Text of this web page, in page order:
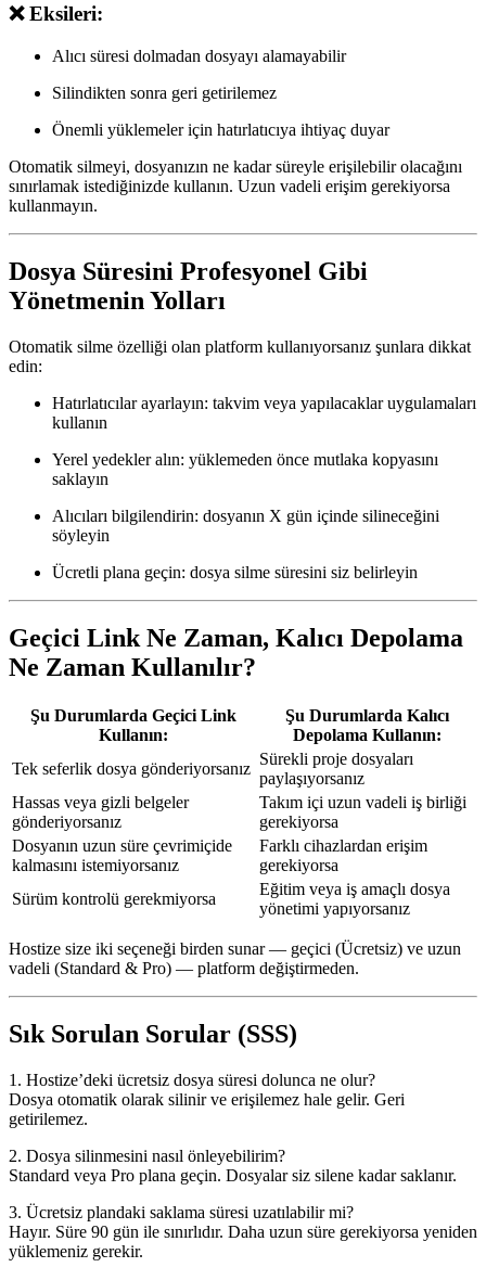
❌ Eksileri:
Alıcı süresi dolmadan dosyayı alamayabilir
Silindikten sonra geri getirilemez
Önemli yüklemeler için hatırlatıcıya ihtiyaç duyar
Otomatik silmeyi, dosyanızın ne kadar süreyle erişilebilir olacağını
sınırlamak istediğinizde kullanın. Uzun vadeli erişim gerekiyorsa
kullanmayın.
Dosya Süresini Profesyonel Gibi
Yönetmenin Yolları
Otomatik silme özelliği olan platform kullanıyorsanız şunlara dikkat
edin:
Hatırlatıcılar ayarlayın: takvim veya yapılacaklar uygulamaları
kullanın
Yerel yedekler alın: yüklemeden önce mutlaka kopyasını
saklayın
Alıcıları bilgilendirin: dosyanın X gün içinde silineceğini
söyleyin
Ücretli plana geçin: dosya silme süresini siz belirleyin
Geçici Link Ne Zaman, Kalıcı Depolama
Ne Zaman Kullanılır?
Şu Durumlarda Geçici Link
Kullanın:
Şu Durumlarda Kalıcı
Depolama Kullanın:
Tek seferlik dosya gönderiyorsanız
Sürekli proje dosyaları
paylaşıyorsanız
Hassas veya gizli belgeler
gönderiyorsanız
Takım içi uzun vadeli iş birliği
gerekiyorsa
Dosyanın uzun süre çevrimiçide
kalmasını istemiyorsanız
Farklı cihazlardan erişim
gerekiyorsa
Sürüm kontrolü gerekmiyorsa
Eğitim veya iş amaçlı dosya
yönetimi yapıyorsanız
Hostize size iki seçeneği birden sunar — geçici (Ücretsiz) ve uzun
vadeli (Standard & Pro) — platform değiştirmeden.
Sık Sorulan Sorular (SSS)
1. Hostize’deki ücretsiz dosya süresi dolunca ne olur?
Dosya otomatik olarak silinir ve erişilemez hale gelir. Geri
getirilemez.
2. Dosya silinmesini nasıl önleyebilirim?
Standard veya Pro plana geçin. Dosyalar siz silene kadar saklanır.
3. Ücretsiz plandaki saklama süresi uzatılabilir mi?
Hayır. Süre 90 gün ile sınırlıdır. Daha uzun süre gerekiyorsa yeniden
yüklemeniz gerekir.